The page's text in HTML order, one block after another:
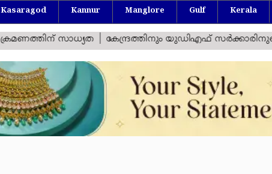
Kasaragod Kannur Manglore Gulf Kerala